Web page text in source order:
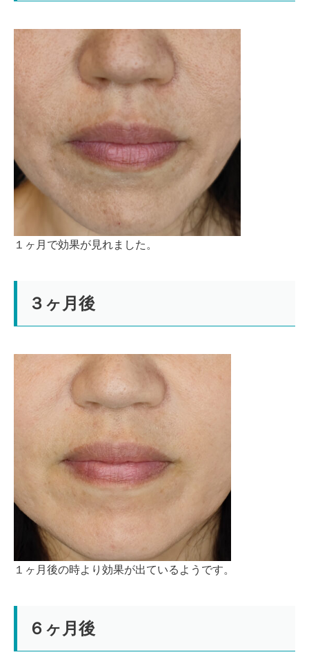
１ヶ月で効果が見れました。
３ヶ月後
１ヶ月後の時より効果が出ているようです。
６ヶ月後